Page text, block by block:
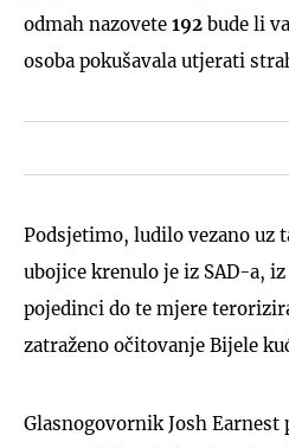
odmah nazovete 192 bude li
osoba pokušavala utjerati
Podsjetimo, ludilo vezano uz
ubojice krenulo je iz SAD-a,
pojedinci do te mjere
zatraženo očitovanje Bijele
Glasnogovornik Josh